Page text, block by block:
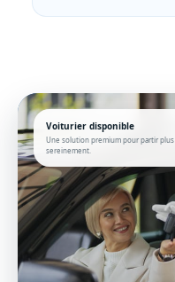
Voiturier disponible
Une solution premium pour partir plus
sereinement.